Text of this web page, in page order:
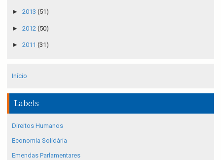
► 2013 (51)
► 2012 (50)
► 2011 (31)
Início
Labels
Direitos Humanos
Economia Solidária
Emendas Parlamentares